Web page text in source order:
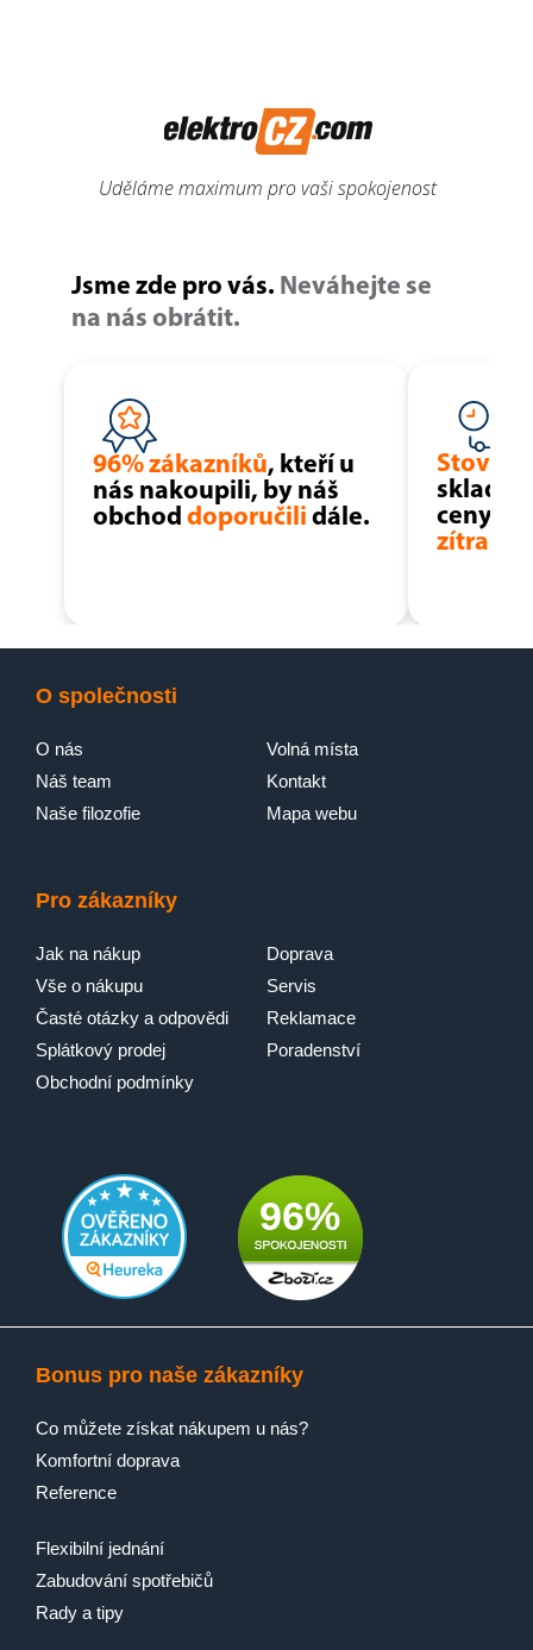
Uděláme maximum pro vaši spokojenost
Jsme zde pro vás. Neváhejte se
na nás obrátit.
96% zákazníků, kteří u
nás nakoupili, by náš
obchod doporučili dále.
Stovky
ceny,
zítra u
O společnosti
O nás
Náš team
Naše filozofie
Volná místa
Kontakt
Mapa webu
Pro zákazníky
Jak na nákup
Vše o nákupu
Časté otázky a odpovědi
Splátkový prodej
Obchodní podmínky
Doprava
Servis
Reklamace
Poradenství
96%
Bonus pro naše zákazníky
Co můžete získat nákupem u nás?
Komfortní doprava
Reference
Flexibilní jednání
Zabudování spotřebičů
Rady a tipy